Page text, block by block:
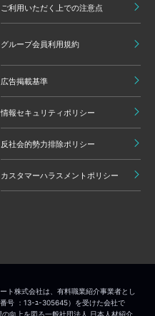
ご利用いただく上での注意点
グループ会員利用規約
広告掲載基準
情報セキュリティポリシー
反社会的勢力排除ポリシー
カスタマーハラスメントポリシー